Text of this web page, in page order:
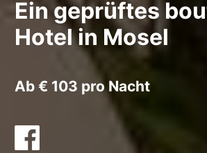
Ein geprüftes
Hotel in Mosel
Ab € 103 pro Nacht